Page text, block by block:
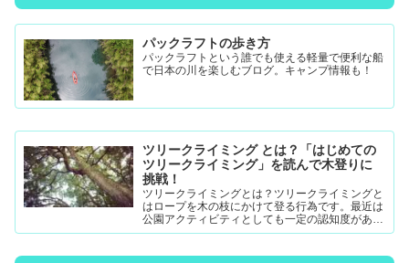
パックラフトの歩き方
パックラフトという誰でも使える軽量で便利な船
で日本の川を楽しむブログ。キャンプ情報も！
ツリークライミング とは？「はじめての
ツリークライミング」を読んで木登りに
挑戦！
ツリークライミングとは？ツリークライミングと
はロープを木の枝にかけて登る行為です。最近は
公園アクティビティとしても一定の認知度がある
模様。DRTダブルドロープテクニック(MRS-ム...